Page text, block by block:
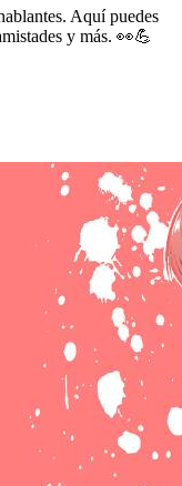
Aquí puedes
y más. 👀💪